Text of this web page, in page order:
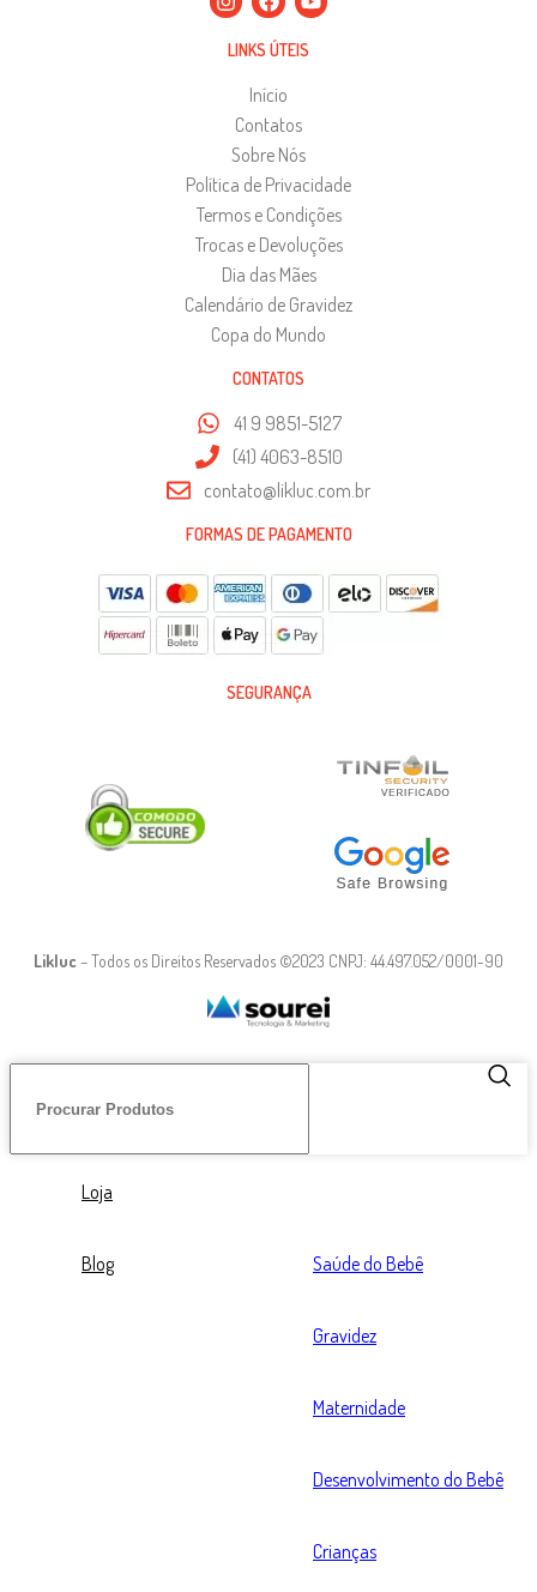
LINKS ÚTEIS
Início
Contatos
Sobre Nós
Política de Privacidade
Termos e Condições
Trocas e Devoluções
Dia das Mães
Calendário de Gravidez
Copa do Mundo
CONTATOS
41 9 9851-5127
(41) 4063-8510
contato@likluc.com.br
FORMAS DE PAGAMENTO
SEGURANÇA
Likluc– Todos os Direitos Reservados ©2023 CNPJ: 44.497.052/0001-90
Loja
Blog Saúde do Bebê
Gravidez
Maternidade
Desenvolvimento do Bebê
Crianças